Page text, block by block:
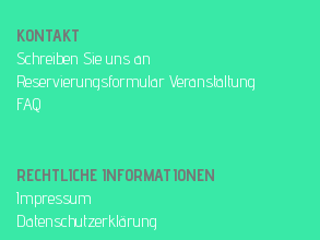
KONTAKT
Schreiben Sie uns an
Reservierungsformular Veranstaltung
FAQ
RECHTLICHE INFORMATIONEN
Impressum
Datenschutzerklärung